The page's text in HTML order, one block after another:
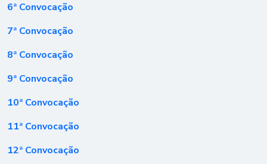
6ª Convocação
7ª Convocação
8ª Convocação
9ª Convocação
10ª Convocação
11ª Convocação
12ª Convocação